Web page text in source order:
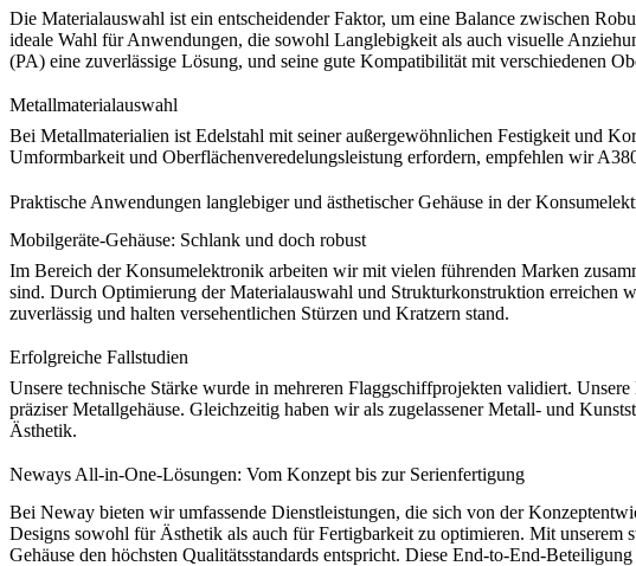
Die Materialauswahl ist ein entscheidender Faktor, um eine Balance zwischen
ideale Wahl für Anwendungen, die sowohl Langlebigkeit als auch visuelle
(PA) eine zuverlässige Lösung, und seine gute Kompatibilität mit verschiedenen
Metallmaterialauswahl
Bei Metallmaterialien ist Edelstahl mit seiner außergewöhnlichen Festigkeit und
Umformbarkeit und Oberflächenveredelungsleistung erfordern, empfehlen wir
Praktische Anwendungen langlebiger und ästhetischer Gehäuse in der
Mobilgeräte-Gehäuse: Schlank und doch robust
Im Bereich derKonsumelektronik arbeiten wir mit vielen führenden Marken
sind. Durch Optimierung der Materialauswahl und Strukturkonstruktion erreichen
zuverlässig und halten versehentlichen Stürzen und Kratzern stand.
Erfolgreiche Fallstudien
Unsere technische Stärke wurde in mehreren Flaggschiffprojekten validiert. Unsere
präziser Metallgehäuse. Gleichzeitig haben wir als zugelassener Metall- und
Ästhetik.
Neways All-in-One-Lösungen: Vom Konzept bis zur Serienfertigung
Bei Neway bieten wir umfassende Dienstleistungen, die sich von der
Designs sowohl für Ästhetik als auch für Fertigbarkeit zu optimieren. Mit unserem
Gehäuse den höchsten Qualitätsstandards entspricht. Diese End-to-End-